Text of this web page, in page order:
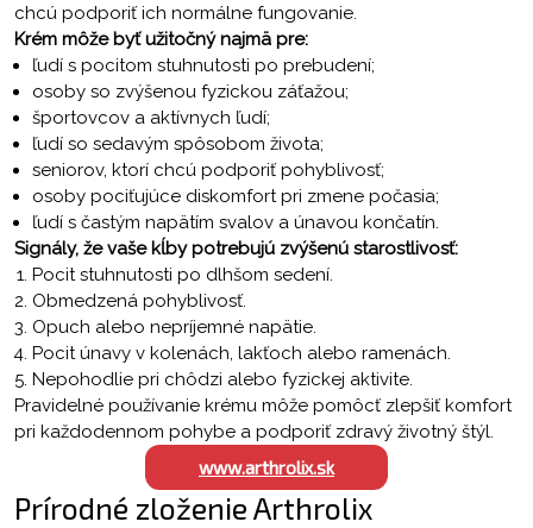
chcú podporiť ich normálne fungovanie.
Krém môže byť užitočný najmä pre:
ľudí s pocitom stuhnutosti po prebudení;
osoby so zvýšenou fyzickou záťažou;
športovcov a aktívnych ľudí;
ľudí so sedavým spôsobom života;
seniorov, ktorí chcú podporiť pohyblivosť;
osoby pociťujúce diskomfort pri zmene počasia;
ľudí s častým napätím svalov a únavou končatín.
Signály, že vaše kĺby potrebujú zvýšenú starostlivosť:
Pocit stuhnutosti po dlhšom sedení.
Obmedzená pohyblivosť.
Opuch alebo nepríjemné napätie.
Pocit únavy v kolenách, lakťoch alebo ramenách.
Nepohodlie pri chôdzi alebo fyzickej aktivite.
Pravidelné používanie krému môže pomôcť zlepšiť komfort
pri každodennom pohybe a podporiť zdravý životný štýl.
www.arthrolix.sk
Prírodné zloženie Arthrolix